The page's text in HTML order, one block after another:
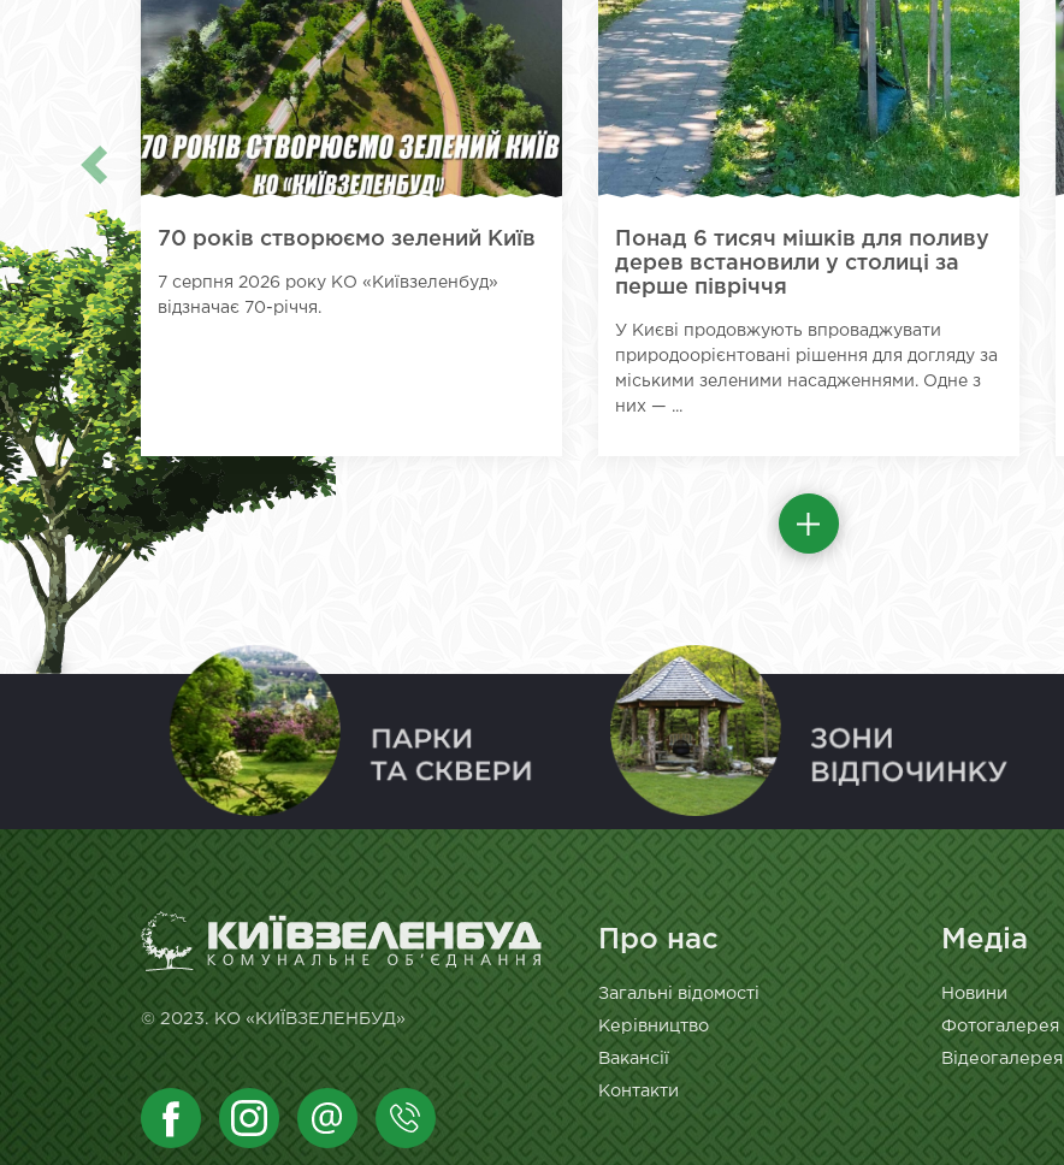
70 років створюємо зелений Київ
7 серпня 2026 року КО «Київзеленбуд»
відзначає 70-річчя.
Понад 6 тисяч мішків для поливу
дерев встановили у столиці за
перше півріччя
У Києві продовжують впроваджувати
природоорієнтовані рішення для догляду за
міськими зеленими насадженнями. Одне з
них — ...
© 2023. КО «КИЇВЗЕЛЕНБУД»
Про нас
Загальні відомості
Керівництво
Вакансії
Контакти
Медіа
Новини
Фотогалерея
Відеогалерея